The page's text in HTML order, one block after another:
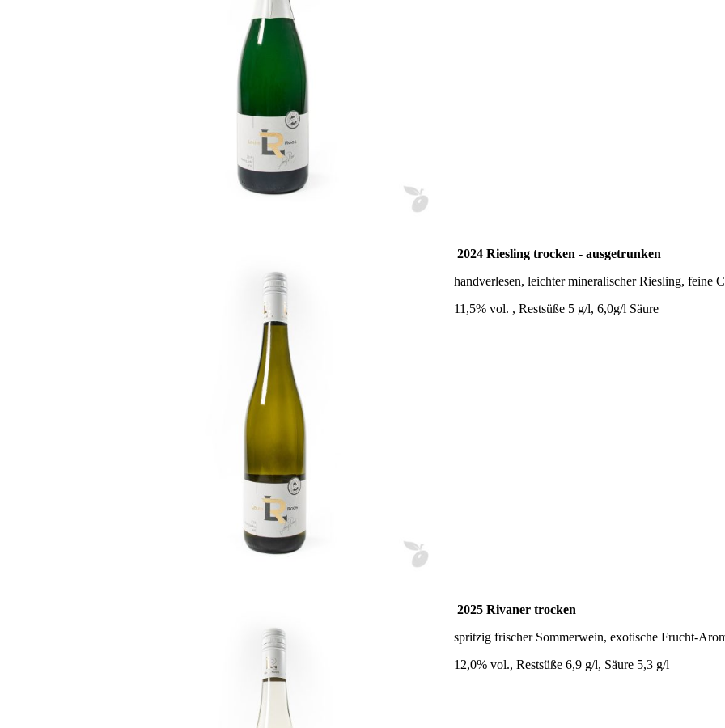
2024 Riesling trocken - ausgetrunken
handverlesen, leichter mineralischer Riesling, feine
11,5% vol. , Restsüße 5 g/l, 6,0g/l Säure
2025 Rivaner trocken
spritzig frischer Sommerwein, exotische Frucht-
12,0% vol., Restsüße 6,9 g/l, Säure 5,3 g/l